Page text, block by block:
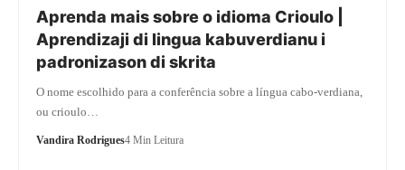
Aprenda mais sobre o idioma Crioulo |
Aprendizaji di lingua kabuverdianu i
padronizason di skrita
O nome escolhido para a conferência sobre a língua cabo-verdiana,
ou crioulo…
Vandira Rodrigues4 Min Leitura